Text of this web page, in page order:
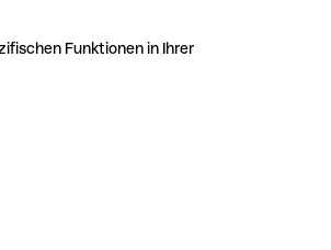
Funktionen in Ihrer